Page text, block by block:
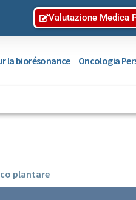
Valutazione Medica
la biorésonance Oncologia
plantare